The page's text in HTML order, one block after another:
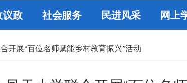
议政 社会服务 民进风采 网上
开展“百位名师赋能乡村教育振兴”活动